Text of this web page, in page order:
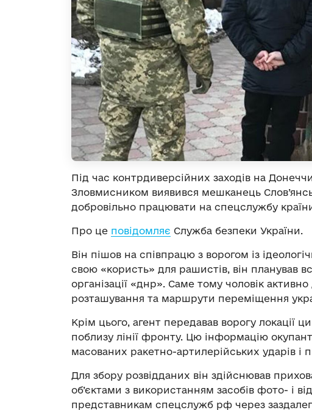
Під час контрдиверсійних заходів на
Зловмисником виявився мешканець
добровільно працювати на спецслужбу
Про це повідомляє Служба безпеки України.
Він пішов на співпрацю з ворогом із
свою «користь» для рашистів, він планував
організації «днр». Саме тому чоловік
розташування та маршрути переміщення
Крім цього, агент передавав ворогу локації
поблизу лінії фронту. Цю інформацію
масованих ракетно-артилерійських ударів і
Для збору розвідданих він здійснював
об’єктами з використанням засобів фото- і
представникам спецслужб рф через